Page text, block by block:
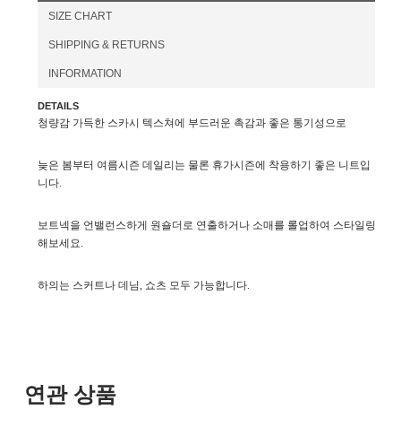
SIZE CHART
SHIPPING & RETURNS
INFORMATION
DETAILS
청량감 가득한 스카시 텍스쳐에 부드러운 촉감과 좋은 통기성으로
늦은 봄부터 여름시즌 데일리는 물론 휴가시즌에 착용하기 좋은 니트입
니다.
보트넥을 언밸런스하게 원숄더로 연출하거나 소매를 롤업하여 스타일링
해보세요.
하의는 스커트나 데님, 쇼츠 모두 가능합니다.
연관 상품